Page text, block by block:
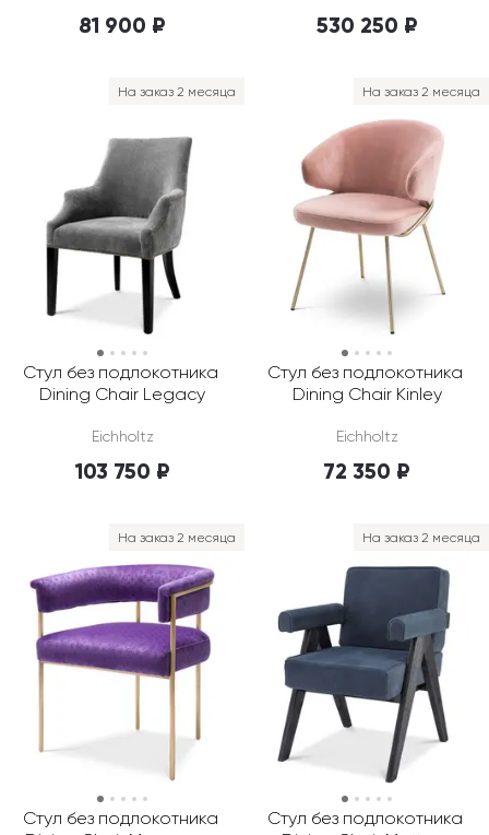
81 900 ₽ 530 250 ₽
Стул без подлокотника
Dining Chair Legacy
Eichholtz
103 750 ₽
На заказ 2 месяца
Стул без подлокотника
Dining Chair Kinley
Eichholtz
72 350 ₽
На заказ 2 месяца
Стул без подлокотника
На заказ 2 месяца
Стул без подлокотника
На заказ 2 месяца